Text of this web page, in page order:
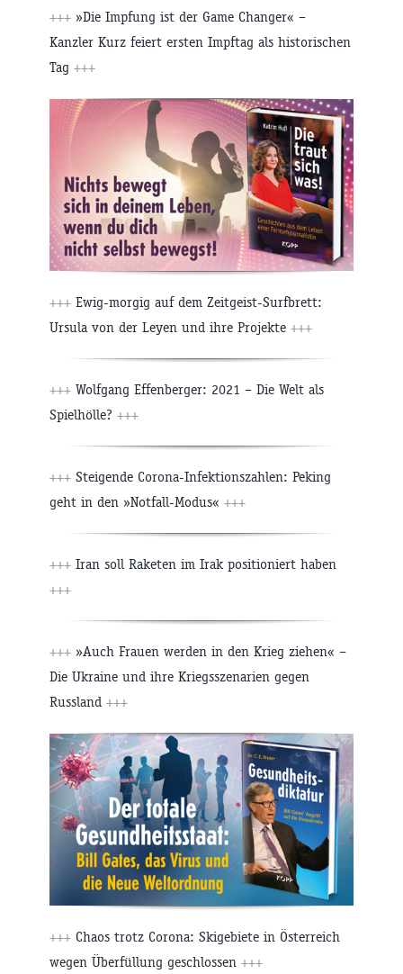
+++ »Die Impfung ist der Game Changer« –
Kanzler Kurz feiert ersten Impftag als historischen
Tag +++
+++ Ewig-morgig auf dem Zeitgeist-Surfbrett:
Ursula von der Leyen und ihre Projekte +++
+++ Wolfgang Effenberger: 2021 – Die Welt als
Spielhölle? +++
+++ Steigende Corona-Infektionszahlen: Peking
geht in den »Notfall-Modus« +++
+++ Iran soll Raketen im Irak positioniert haben
+++
+++ »Auch Frauen werden in den Krieg ziehen« –
Die Ukraine und ihre Kriegsszenarien gegen
Russland +++
+++ Chaos trotz Corona: Skigebiete in Österreich
wegen Überfüllung geschlossen +++